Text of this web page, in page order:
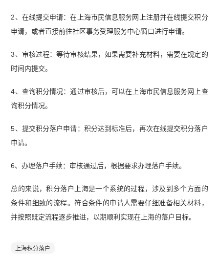
2、在线提交申请：在上海市民信息服务网上注册并在线提交积分
申请，或者直接前往社区事务受理服务中心窗口进行申请。
3、审核过程：等待审核结果，如果需要补充材料，需要在规定的
时间内提交。
4、查询积分情况：通过审核后，可以在上海市民信息服务网上查
询积分情况。
5、提交积分落户申请：积分达到标准后，再次在线提交积分落户
申请。
6、办理落户手续：审核通过后，根据要求办理落户手续。
总的来说，积分落户上海是一个系统的过程，涉及到多个方面的
条件和细致的流程。符合条件的申请人需要仔细准备相关材料，
并按照既定流程逐步推进，以期顺利实现在上海的落户目标。
上海积分落户